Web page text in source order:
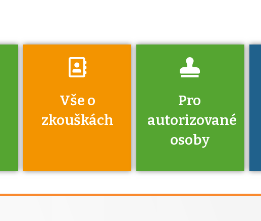
Vše o
zkouškách
Pro
autorizované
osoby